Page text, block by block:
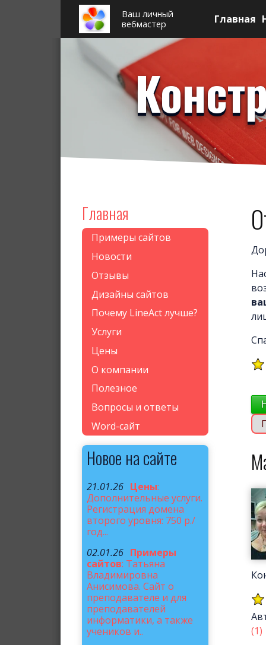
Ваш личный
вебмастер
Главная
Главная
Примеры сайтов
Новости
Отзывы
Дизайны сайтов
Почему LineAct лучше?
Услуги
Цены
О компании
Полезное
Вопросы и ответы
Word-сайт
Новое на сайте
21.01.26 Цены:
Дополнительные услуги.
Регистрация домена
второго уровня: 750 р./
год...
02.01.26 Примеры
сайтов: Татьяна
Владимировна
Анисимова. Сайт о
преподавателе и для
преподавателей
информатики, а также
учеников и..
(1)